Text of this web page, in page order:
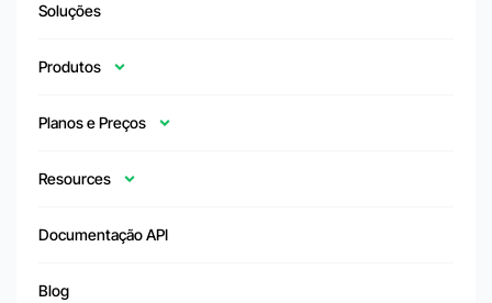
Soluções
Produtos
Planos e Preços
Resources
Documentação API
Blog